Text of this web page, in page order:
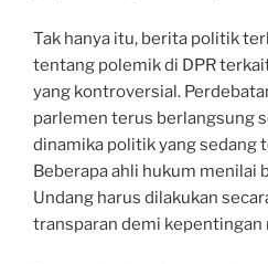
Tak hanya itu, berita politik
tentang polemik di DPR
yang kontroversial.
parlemen terus berlangsung
dinamika politik yang sedang
Beberapa ahli hukum menilai
Undang harus dilakukan
transparan demi kepentingan